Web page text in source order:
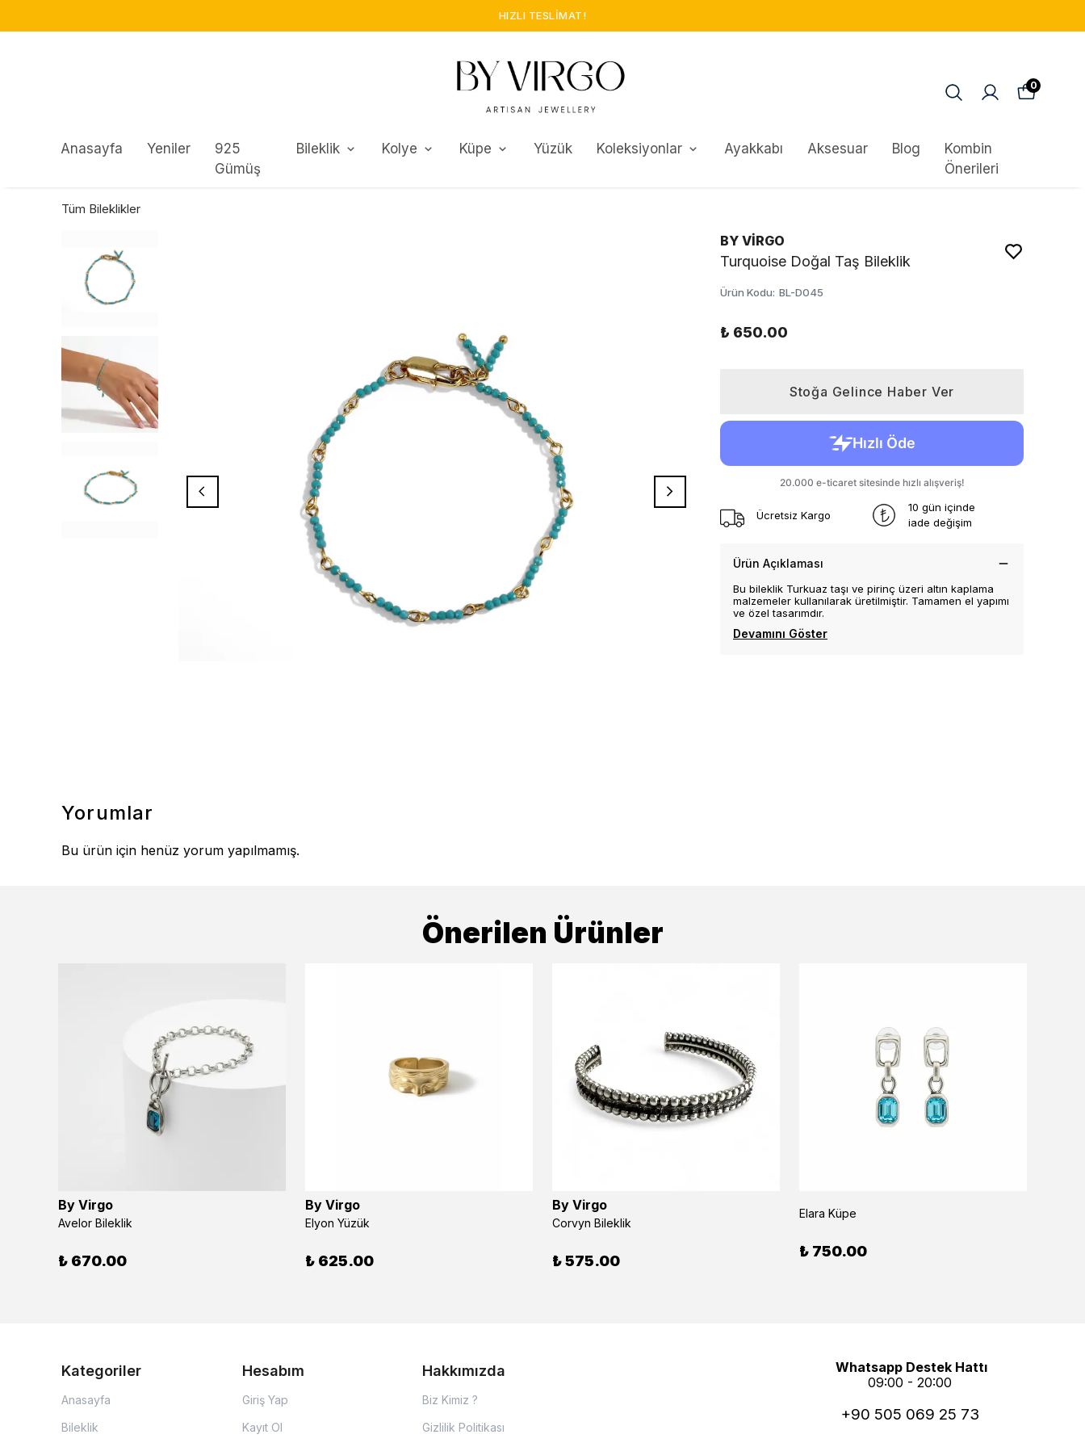
HIZLI TESLIMAT!
Anasayfa Yeniler
925
Gümüş
Bileklik Kolye Küpe Yüzük Koleksiyonlar Ayakkabı Aksesuar Blog
Kombin
Önerileri
0
Tüm Bileklikler
BY VİRGO
Turquoise Doğal Taş Bileklik
Ürün Kodu: BL-D045
₺ 650.00
Stoğa Gelince Haber Ver
Ücretsiz Kargo
10 gün içinde
iade değişim
Ürün Açıklaması
Bu bileklik Turkuaz taşı ve pirinç üzeri altın kaplama
malzemeler kullanılarak üretilmiştir. Tamamen el yapımı
ve özel tasarımdır.
Devamını Göster
Yorumlar
Bu ürün için henüz yorum yapılmamış.
Önerilen Ürünler
By Virgo
Avelor Bileklik
₺ 670.00
By Virgo
Elyon Yüzük
₺ 625.00
By Virgo
Corvyn Bileklik
₺ 575.00
Elara Küpe
₺ 750.00
Kategoriler
Anasayfa
Bileklik
Hesabım
Giriş Yap
Kayıt Ol
Hakkımızda
Biz Kimiz ?
Gizlilik Politikası
Whatsapp Destek Hattı
09:00 - 20:00
+90 505 069 25 73